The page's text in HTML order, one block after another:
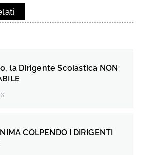
la Dirigente Scolastica NON
COLPENDO I DIRIGENTI